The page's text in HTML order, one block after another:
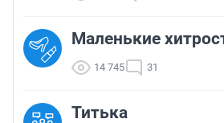
Маленькие
14 745 31
Титька